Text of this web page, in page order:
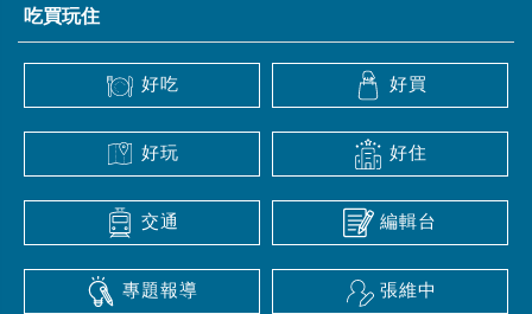
吃買玩住
好吃 好買
好玩 好住
交通 編輯台
專題報導 張維中